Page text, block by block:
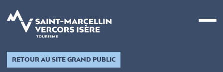
RETOUR AU SITE GRAND PUBLIC